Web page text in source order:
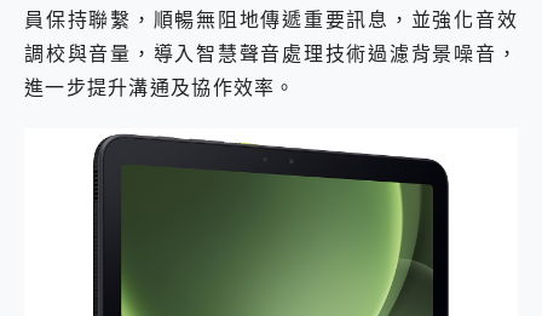
員保持聯繫，順暢無阻地傳遞重要訊息，並強化音效
調校與音量，導入智慧聲音處理技術過濾背景噪音，
進一步提升溝通及協作效率。